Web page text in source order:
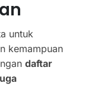
untuk
kemampuan
daftar